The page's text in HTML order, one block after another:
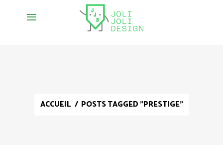
ACCUEIL / POSTS TAGGED "PRESTIGE"